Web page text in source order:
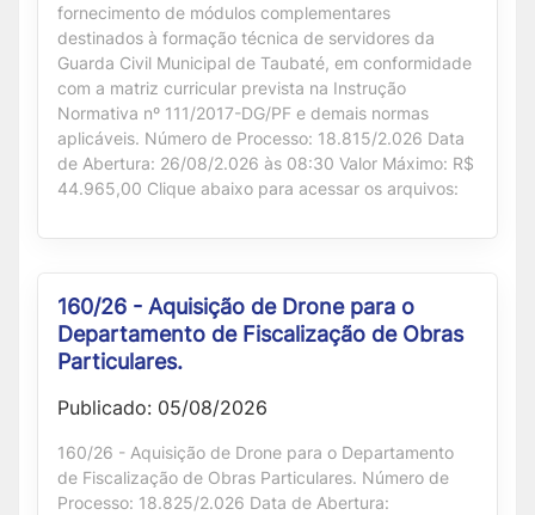
fornecimento de módulos complementares
destinados à formação técnica de servidores da
Guarda Civil Municipal de Taubaté, em conformidade
com a matriz curricular prevista na Instrução
Normativa nº 111/2017-DG/PF e demais normas
aplicáveis. Número de Processo: 18.815/2.026 Data
de Abertura: 26/08/2.026 às 08:30 Valor Máximo: R$
44.965,00 Clique abaixo para acessar os arquivos:
160/26 - Aquisição de Drone para o
Departamento de Fiscalização de Obras
Particulares.
Publicado: 05/08/2026
160/26 - Aquisição de Drone para o Departamento
de Fiscalização de Obras Particulares. Número de
Processo: 18.825/2.026 Data de Abertura: